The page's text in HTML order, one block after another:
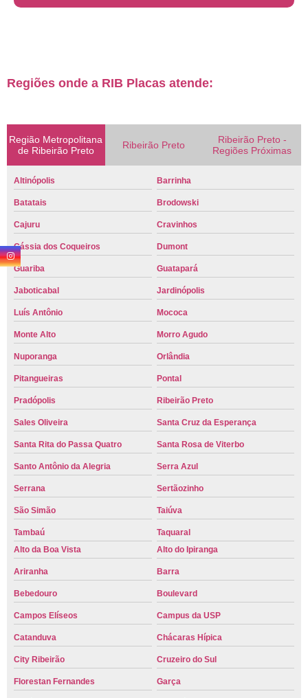
Regiões onde a RIB Placas atende:
Região Metropolitana
de Ribeirão Preto
Ribeirão Preto
Ribeirão Preto -
Regiões Próximas
Altinópolis Barrinha
Batatais Brodowski
Cajuru Cravinhos
Cássia dos Coqueiros Dumont
Guariba Guatapará
Jaboticabal Jardinópolis
Luís Antônio Mococa
Monte Alto Morro Agudo
Nuporanga Orlândia
Pitangueiras Pontal
Pradópolis Ribeirão Preto
Sales Oliveira Santa Cruz da Esperança
Santa Rita do Passa Quatro Santa Rosa de Viterbo
Santo Antônio da Alegria Serra Azul
Serrana Sertãozinho
São Simão Taiúva
Tambaú
Taquaral
Alto da Boa Vista
Alto do Ipiranga
Ariranha Barra
Bebedouro Boulevard
Campos Elíseos Campus da USP
Catanduva Chácaras Hípica
City Ribeirão Cruzeiro do Sul
Florestan Fernandes Garça